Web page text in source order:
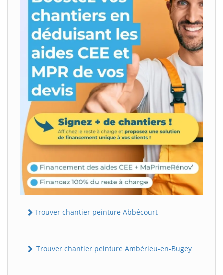
Trouver chantier peinture Abbécourt
Trouver chantier peinture Ambérieu-en-Bugey